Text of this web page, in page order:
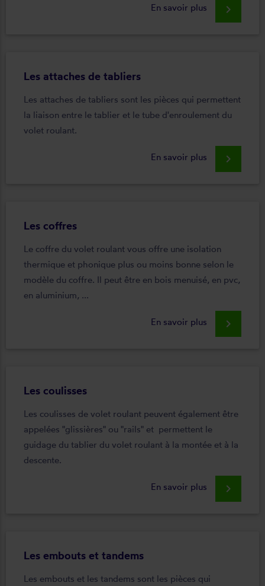
En savoir plus keyboard_arrow_right
Les attaches de tabliers
Les attaches de tabliers sont les pièces qui permettent
la liaison entre le tablier et le tube d'enroulement du
volet roulant.
En savoir plus keyboard_arrow_right
Les coffres
Le coffre du volet roulant vous offre une isolation
thermique et phonique plus ou moins bonne selon le
modèle du coffre. Il peut être en bois menuisé, en pvc,
en aluminium, ...
En savoir plus keyboard_arrow_right
Les coulisses
Les coulisses de volet roulant peuvent également être
appelées "glissières" ou "rails" et permettent le
guidage du tablier du volet roulant à la montée et à la
descente.
En savoir plus keyboard_arrow_right
Les embouts et tandems
Les embouts et les tandems sont les pièces qui